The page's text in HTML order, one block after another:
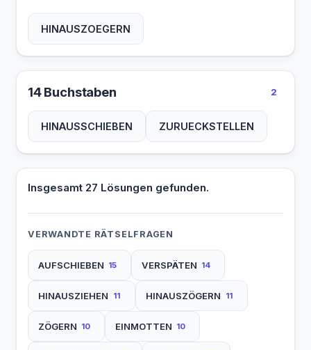
HINAUSZOEGERN
14 Buchstaben 2
HINAUSSCHIEBEN ZURUECKSTELLEN
Insgesamt 27 Lösungen gefunden.
VERWANDTE RÄTSELFRAGEN
AUFSCHIEBEN 15 VERSPÄTEN 14
HINAUSZIEHEN 11 HINAUSZÖGERN 11
ZÖGERN 10 EINMOTTEN 10